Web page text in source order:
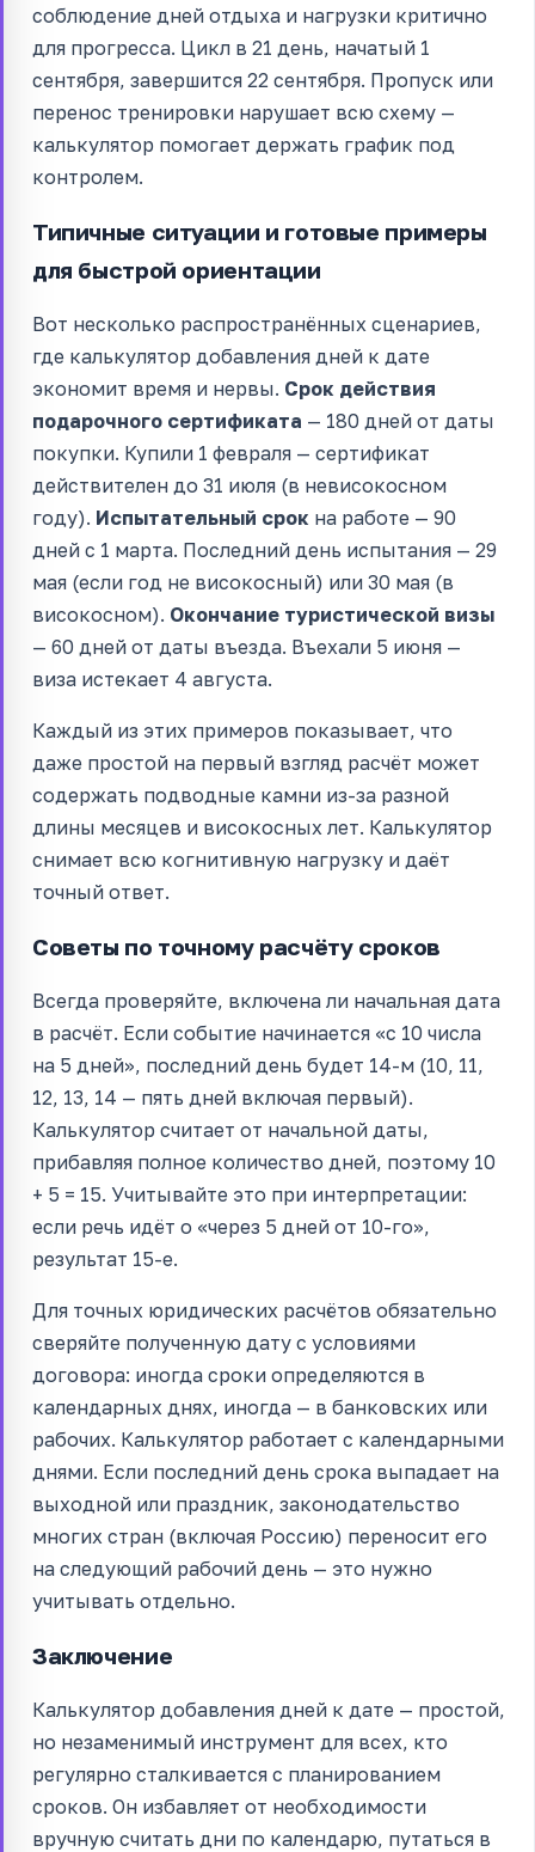
соблюдение дней отдыха и нагрузки критично
для прогресса. Цикл в 21 день, начатый 1
сентября, завершится 22 сентября. Пропуск или
перенос тренировки нарушает всю схему —
калькулятор помогает держать график под
контролем.
Типичные ситуации и готовые примеры
для быстрой ориентации
Вот несколько распространённых сценариев,
где калькулятор добавления дней к дате
экономит время и нервы. Срок действия
подарочного сертификата — 180 дней от даты
покупки. Купили 1 февраля — сертификат
действителен до 31 июля (в невисокосном
году). Испытательный срок на работе — 90
дней с 1 марта. Последний день испытания — 29
мая (если год не високосный) или 30 мая (в
високосном). Окончание туристической визы
— 60 дней от даты въезда. Въехали 5 июня —
виза истекает 4 августа.
Каждый из этих примеров показывает, что
даже простой на первый взгляд расчёт может
содержать подводные камни из-за разной
длины месяцев и високосных лет. Калькулятор
снимает всю когнитивную нагрузку и даёт
точный ответ.
Советы по точному расчёту сроков
Всегда проверяйте, включена ли начальная дата
в расчёт. Если событие начинается «с 10 числа
на 5 дней», последний день будет 14-м (10, 11,
12, 13, 14 — пять дней включая первый).
Калькулятор считает от начальной даты,
прибавляя полное количество дней, поэтому 10
+ 5 = 15. Учитывайте это при интерпретации:
если речь идёт о «через 5 дней от 10-го»,
результат 15-е.
Для точных юридических расчётов обязательно
сверяйте полученную дату с условиями
договора: иногда сроки определяются в
календарных днях, иногда — в банковских или
рабочих. Калькулятор работает с календарными
днями. Если последний день срока выпадает на
выходной или праздник, законодательство
многих стран (включая Россию) переносит его
на следующий рабочий день — это нужно
учитывать отдельно.
Заключение
Калькулятор добавления дней к дате — простой,
но незаменимый инструмент для всех, кто
регулярно сталкивается с планированием
сроков. Он избавляет от необходимости
вручную считать дни по календарю, путаться в